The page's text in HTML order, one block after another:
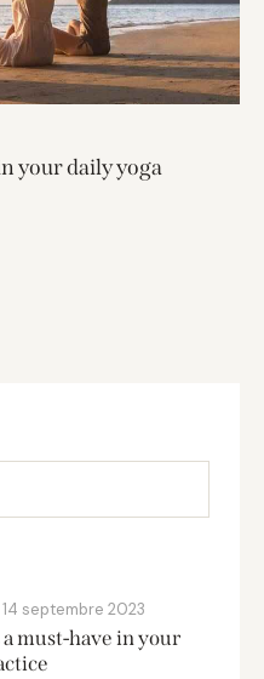
your daily yoga
14 septembre 2023
must-have in your